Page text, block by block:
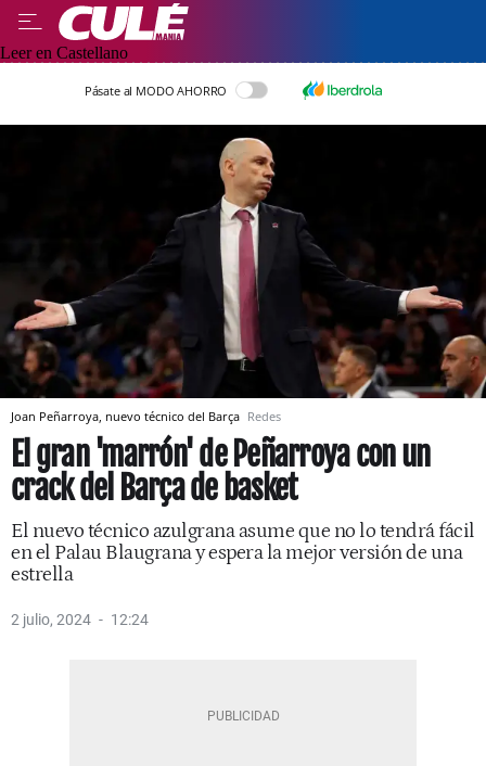
Leer en Castellano
Pásate al MODO AHORRO
Joan Peñarroya, nuevo técnico del Barça Redes
El gran 'marrón' de Peñarroya con un
crack del Barça de basket
El nuevo técnico azulgrana asume que no lo tendrá fácil
en el Palau Blaugrana y espera la mejor versión de una
estrella
2 julio, 2024 12:24